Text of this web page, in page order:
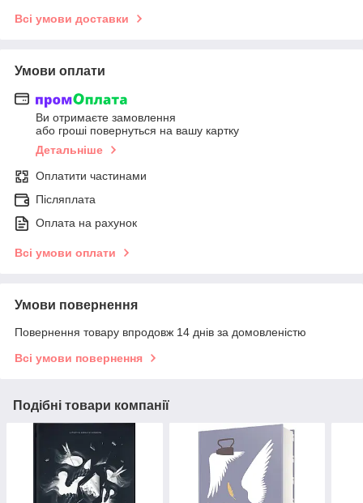
Всі умови доставки
Умови оплати
Ви отримаєте замовлення
або гроші повернуться на вашу картку
Детальніше
Оплатити частинами
Післяплата
Оплата на рахунок
Всі умови оплати
Умови повернення
Повернення товару впродовж 14 днів за домовленістю
Всі умови повернення
Подібні товари компанії